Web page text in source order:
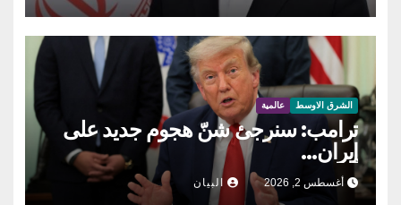
الشرق الاوسط عالمية
ترامب: سنرجئ شنّ هجوم جديد على
إيران…
أغسطس 2, 2026 البيان